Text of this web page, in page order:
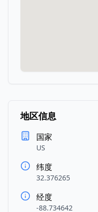
地区信息
国家
US
纬度
32.376265
经度
-88.734642